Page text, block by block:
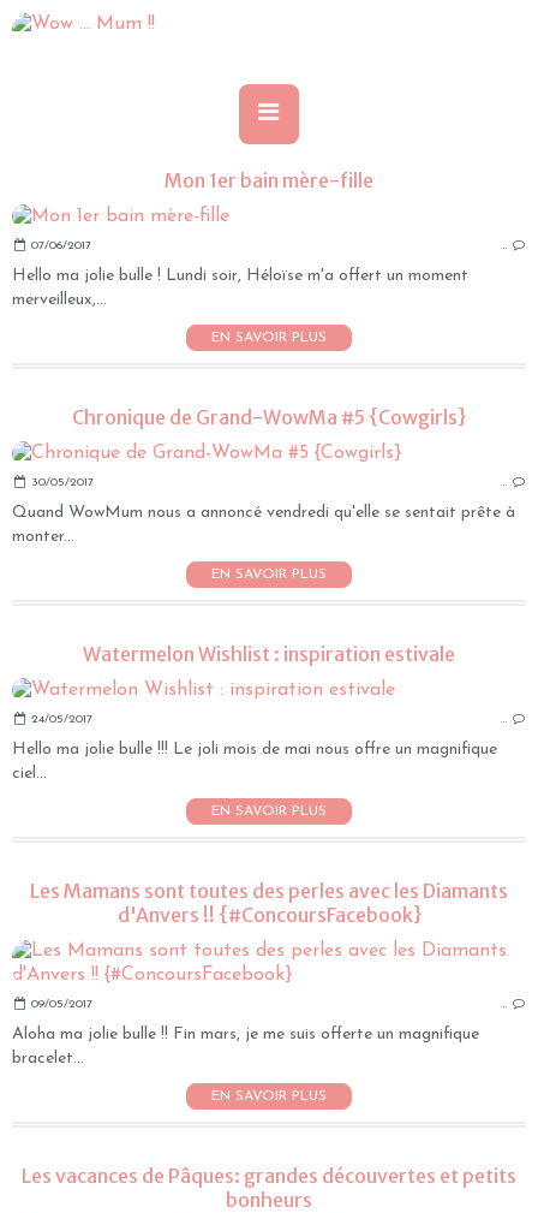
Mon 1er bain mère-fille
07/06/2017 …
Hello ma jolie bulle ! Lundi soir, Héloïse m'a offert un moment
merveilleux,...
EN SAVOIR PLUS
Chronique de Grand-WowMa #5 {Cowgirls}
30/05/2017 …
Quand WowMum nous a annoncé vendredi qu'elle se sentait prête à
monter...
EN SAVOIR PLUS
Watermelon Wishlist : inspiration estivale
24/05/2017 …
Hello ma jolie bulle !!! Le joli mois de mai nous offre un magnifique
ciel...
EN SAVOIR PLUS
Les Mamans sont toutes des perles avec les Diamants
d'Anvers !! {#ConcoursFacebook}
09/05/2017 …
Aloha ma jolie bulle !! Fin mars, je me suis offerte un magnifique
bracelet...
EN SAVOIR PLUS
Les vacances de Pâques: grandes découvertes et petits
bonheurs